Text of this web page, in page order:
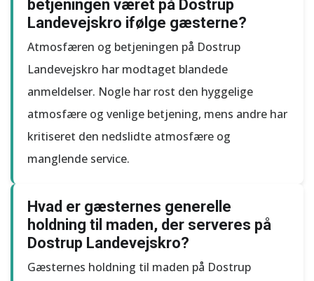
betjeningen været på Dostrup
Landevejskro ifølge gæsterne?
Atmosfæren og betjeningen på Dostrup
Landevejskro har modtaget blandede
anmeldelser. Nogle har rost den hyggelige
atmosfære og venlige betjening, mens andre har
kritiseret den nedslidte atmosfære og
manglende service.
Hvad er gæsternes generelle
holdning til maden, der serveres på
Dostrup Landevejskro?
Gæsternes holdning til maden på Dostrup